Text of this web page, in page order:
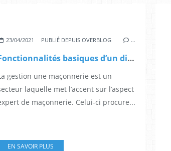
23/04/2021 PUBLIÉ DEPUIS OVERBLOG …
Fonctionnalités basiques d’un directeur relatives au construction
gestion une maçonnerie est un
laquelle met l’accent sur l’aspect
de maçonnerie. Celui-ci procure...
EN SAVOIR PLUS